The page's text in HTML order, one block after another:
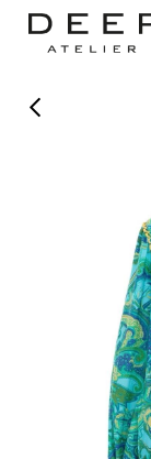
Anasayfa PREMIUM